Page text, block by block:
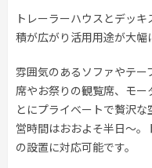
トレーラーハウスとデッ
積が広がり活用用途が大幅
雰囲気のあるソファやテー
席やお祭りの観覧席、モー
とにプライベートで贅沢
営時間はおおよそ半日～
の設置に対応可能です。